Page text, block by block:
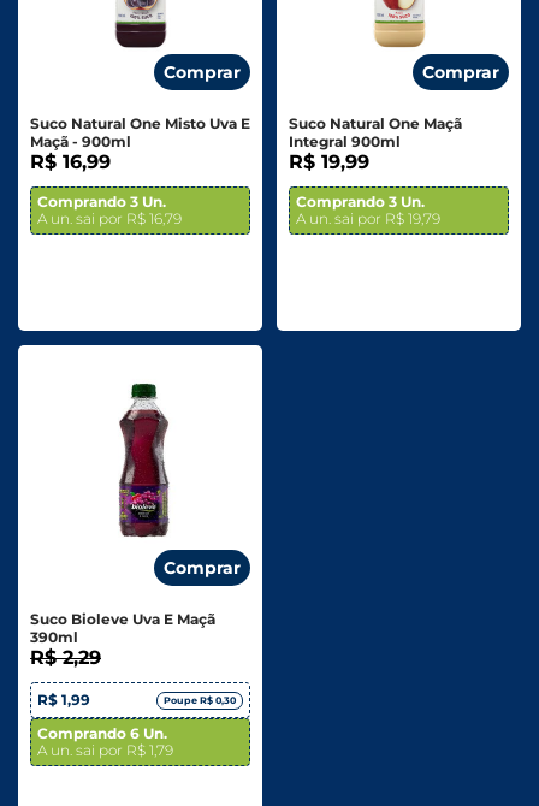
Comprar
Suco Natural One Misto Uva E
Maçã - 900ml
R$ 16,99
Comprando 3 Un.
A un. sai por R$ 16,79
Comprar
Suco Natural One Maçã
Integral 900ml
R$ 19,99
Comprando 3 Un.
A un. sai por R$ 19,79
Comprar
Suco Bioleve Uva E Maçã
390ml
R$ 2,29
R$ 1,99 Poupe R$ 0,30
Comprando 6 Un.
A un. sai por R$ 1,79